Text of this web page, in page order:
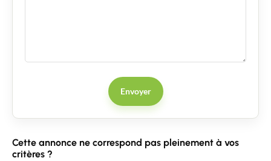
Envoyer
Cette annonce ne correspond pas pleinement à vos
critères ?